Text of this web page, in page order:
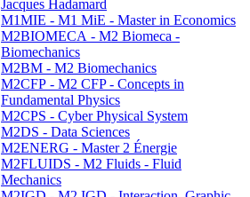
Jacques Hadamard
M1MIE - M1 MiE - Master in Economics
M2BIOMECA - M2 Biomeca -
Biomechanics
M2BM - M2 Biomechanics
M2CFP - M2 CFP - Concepts in
Fundamental Physics
M2CPS - Cyber Physical System
M2DS - Data Sciences
M2ENERG - Master 2 Énergie
M2FLUIDS - M2 Fluids - Fluid
Mechanics